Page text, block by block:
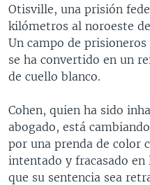
Otisville, una prisión
kilómetros al noroeste
Un campo de
se ha convertido en un
de cuello blanco.
Cohen, quien ha sido
abogado, está
por una prenda de color
intentado y fracasado en
que su sentencia sea